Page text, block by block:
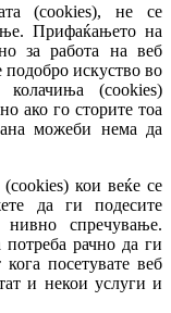
(cookies), не се
Прифаќањето на
за работа на веб
искуство во
колачиња (cookies)
ако го сторите тоа
можеби нема да
кои веќе се
да ги подесите
спречување.
рачно да ги
посетувате веб
и некои услуги и